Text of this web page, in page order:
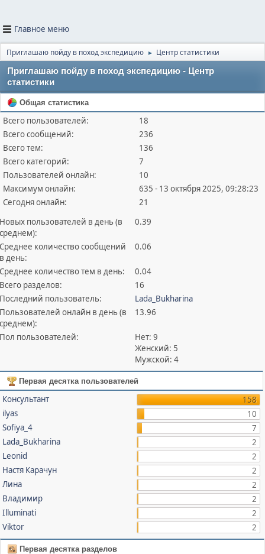
Главное меню
Приглашаю пойду в поход экспедицию ► Центр статистики
Приглашаю пойду в поход экспедицию - Центр
статистики
Общая статистика
Всего пользователей:
18
Всего сообщений:
236
Всего тем:
136
Всего категорий:
7
Пользователей онлайн:
10
Максимум онлайн:
635 - 13 октября 2025, 09:28:23
Сегодня онлайн:
21
пользователей в день (в
0.39
количество сообщений
день:
0.06
количество тем в день:
0.04
разделов:
16
пользователь:
Lada_Bukharina
онлайн в день (в
13.96
пользователей:
Нет: 9
Женский: 5
Мужской: 4
Первая десятка пользователей
Консультант
158
ilyas
10
Sofiya_4
7
Lada_Bukharina
2
Leonid
2
Настя Карачун
2
Лина
2
Владимир
2
Illuminati
2
Viktor
2
Первая десятка разделов